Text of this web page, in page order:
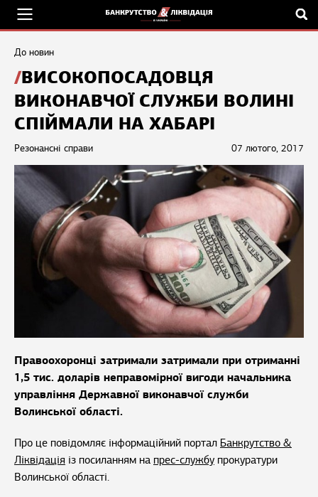
До новин
ВИСОКОПОСАДОВЦЯ
ВИКОНАВЧОЇ СЛУЖБИ ВОЛИНІ
СПІЙМАЛИ НА ХАБАРІ
07 лютого, 2017
Резонансні справи
Правоохоронці затримали затримали при отриманні
1,5 тис. доларів неправомірної вигоди начальника
управління Державної виконавчої служби
Волинської області.
Про це повідомляє інформаційний портал Банкрутство &
Ліквідація із посиланням на прес-службу прокуратури
Волинської області.